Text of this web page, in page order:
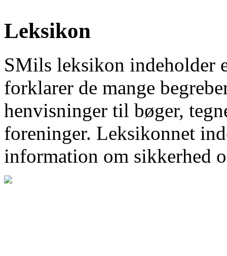
Leksikon
SMils leksikon indeholder
forklarer de mange
henvisninger til bøger,
foreninger. Leksikonnet
information om sikkerhed